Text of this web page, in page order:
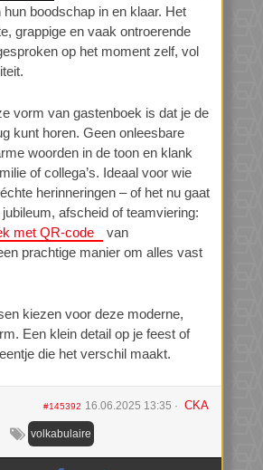
boodschap in en klaar. Het
grappige en vaak ontroerende
op het moment zelf, vol
vorm van gastenboek is dat je de
kunt horen. Geen onleesbare
woorden in de toon en klank
of collega’s. Ideaal voor wie
herinneringen – of het nu gaat
jubileum, afscheid of teamviering:
met QR-code
van
prachtige manier om alles vast
kiezen voor deze moderne,
Een klein detail op je feest of
die het verschil maakt.
#145392 16.06.2025 13:35 CKA
volkabulaire